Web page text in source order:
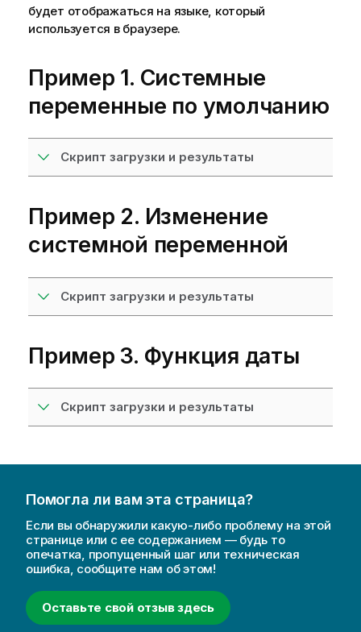
будет отображаться на языке, который
используется в браузере.
Пример 1. Системные
переменные по умолчанию
Скрипт загрузки и результаты
Пример 2. Изменение
системной переменной
Скрипт загрузки и результаты
Пример 3. Функция даты
Скрипт загрузки и результаты
Помогла ли вам эта страница?
Если вы обнаружили какую-либо проблему на этой
странице или с ее содержанием — будь то
опечатка, пропущенный шаг или техническая
ошибка, сообщите нам об этом!
Оставьте свой отзыв здесь